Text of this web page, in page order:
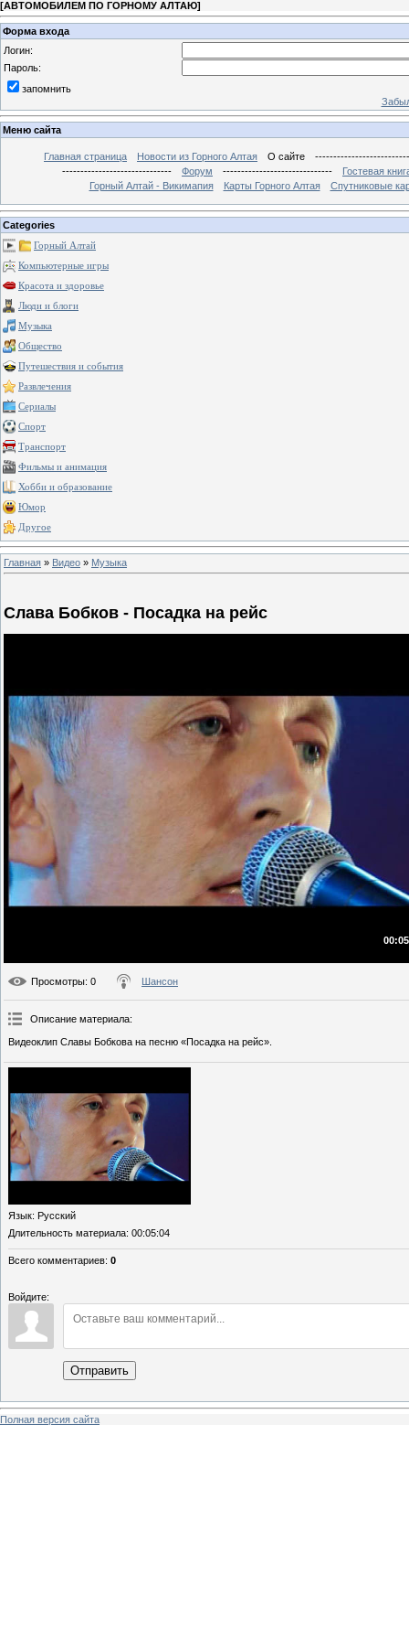
[АВТОМОБИЛЕМ ПО ГОРНОМУ АЛТАЮ]
Форма входа
Логин:
Пароль:
запомнить
Меню сайта
Главная страница Новости из Горного Алтая О сайте
------------------------------
Форум ------------------------------
Гостевая
Горный Алтай - Викимапия
Карты Горного Алтая Спутниковые
Categories
Горный Алтай
Компьютерные игры
Красота и здоровье
Люди и блоги
Музыка
Общество
Путешествия и события
Развлечения
Сериалы
Спорт
Транспорт
Фильмы и анимация
Хобби и образование
Юмор
Другое
Главная » Видео » Музыка
Слава Бобков - Посадка на рейс
Просмотры: 0 Шансон
Описание материала:
Видеоклип Славы Бобкова на песню «Посадка на рейс».
Язык: Русский
Длительность материала: 00:05:04
Всего комментариев: 0
Войдите:
Отправить
Полная версия сайта